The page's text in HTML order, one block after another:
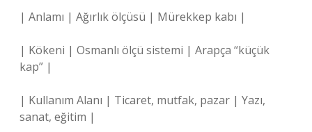
| Anlamı | Ağırlık ölçüsü | Mürekkep kabı |
| Kökeni | Osmanlı ölçü sistemi | Arapça “küçük
kap” |
| Kullanım Alanı | Ticaret, mutfak, pazar | Yazı,
sanat, eğitim |